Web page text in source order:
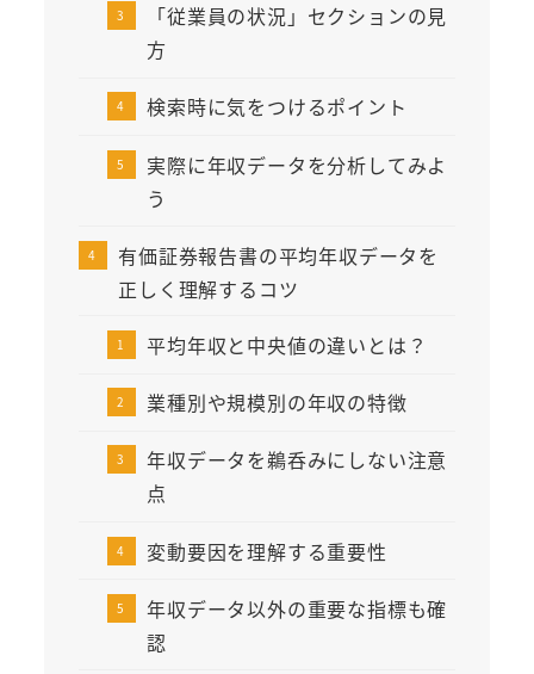
「従業員の状況」セクションの見
方
検索時に気をつけるポイント
実際に年収データを分析してみよ
う
有価証券報告書の平均年収データを
正しく理解するコツ
平均年収と中央値の違いとは？
業種別や規模別の年収の特徴
年収データを鵜呑みにしない注意
点
変動要因を理解する重要性
年収データ以外の重要な指標も確
認